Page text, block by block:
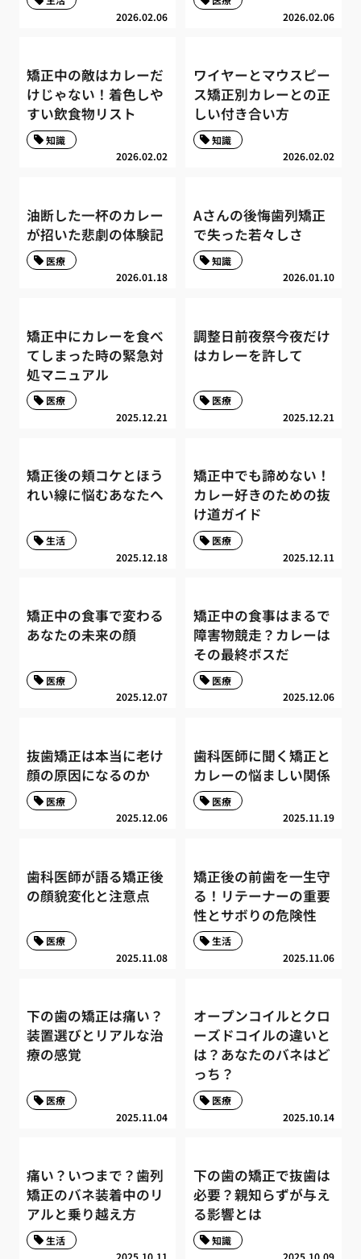
2026.02.06 2026.02.06
矯正中の敵はカレーだ
けじゃない！着色しや
すい飲食物リスト
2026.02.02
知識
ワイヤーとマウスピー
ス矯正別カレーとの正
しい付き合い方
2026.02.02
知識
油断した一杯のカレー
が招いた悲劇の体験記
2026.01.18
医療
Aさんの後悔歯列矯正
で失った若々しさ
2026.01.10
知識
矯正中にカレーを食べ
てしまった時の緊急対
処マニュアル
2025.12.21
医療
調整日前夜祭今夜だけ
はカレーを許して
2025.12.21
医療
矯正後の頬コケとほう
れい線に悩むあなたへ
2025.12.18
生活
矯正中でも諦めない！
カレー好きのための抜
け道ガイド
2025.12.11
医療
矯正中の食事で変わる
あなたの未来の顔
2025.12.07
医療
矯正中の食事はまるで
障害物競走？カレーは
その最終ボスだ
2025.12.06
医療
抜歯矯正は本当に老け
顔の原因になるのか
2025.12.06
医療
歯科医師に聞く矯正と
カレーの悩ましい関係
2025.11.19
医療
歯科医師が語る矯正後
の顔貌変化と注意点
2025.11.08
医療
矯正後の前歯を一生守
る！リテーナーの重要
性とサボりの危険性
2025.11.06
生活
下の歯の矯正は痛い？
装置選びとリアルな治
療の感覚
2025.11.04
医療
オープンコイルとクロ
ーズドコイルの違いと
は？あなたのバネはど
っち？
2025.10.14
医療
痛い？いつまで？歯列
矯正のバネ装着中のリ
アルと乗り越え方
生活
下の歯の矯正で抜歯は
必要？親知らずが与え
る影響とは
知識